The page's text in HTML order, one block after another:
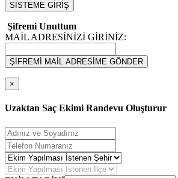
SİSTEME GİRİŞ
Şifremi Unuttum
MAİL ADRESİNİZİ GİRİNİZ:
ŞİFREMİ MAİL ADRESİME GÖNDER
×
Uzaktan Saç Ekimi Randevu Oluşturur